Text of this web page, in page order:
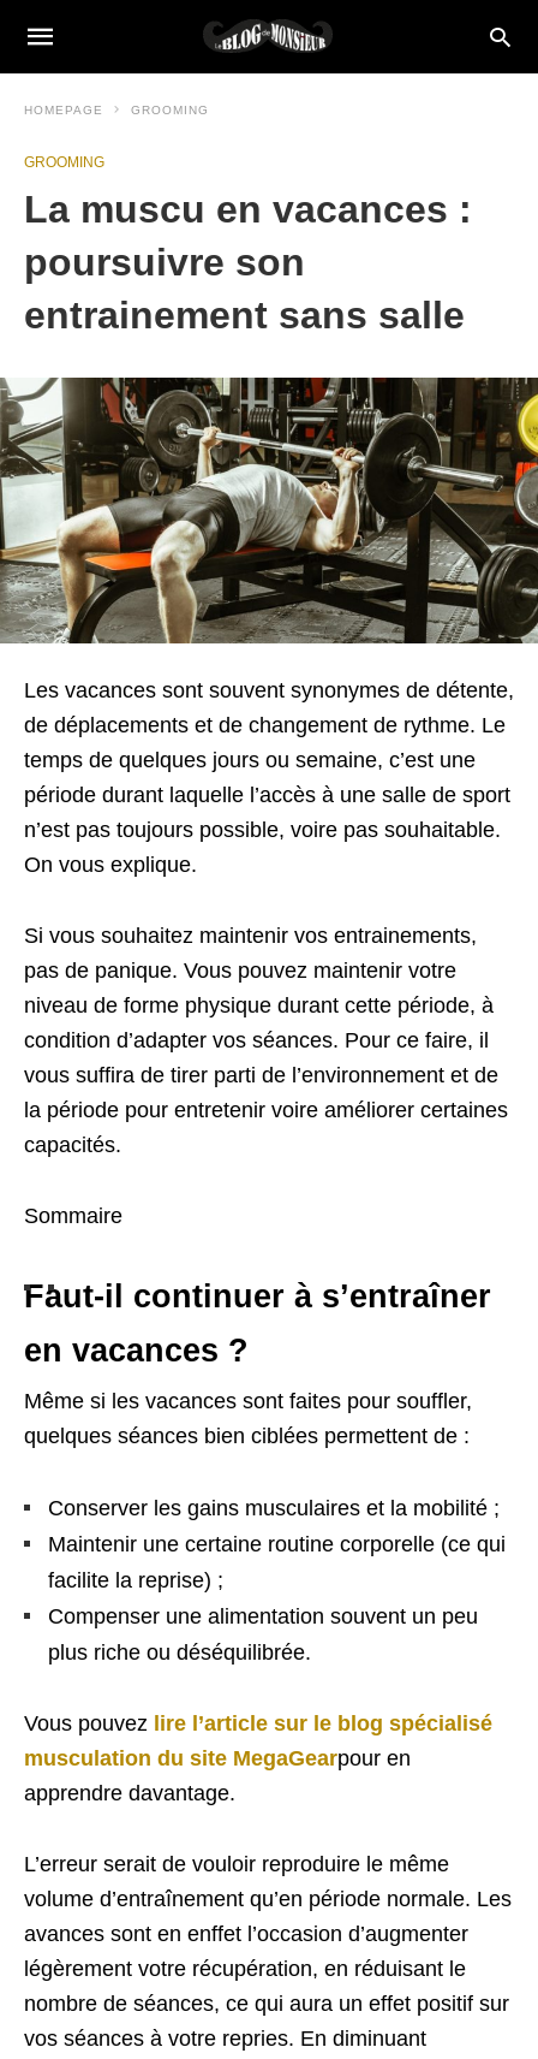
HOMEPAGE GROOMING
GROOMING
La muscu en vacances :
poursuivre son
entrainement sans salle
Les vacances sont souvent synonymes de détente,
de déplacements et de changement de rythme. Le
temps de quelques jours ou semaine, c’est une
période durant laquelle l’accès à une salle de sport
n’est pas toujours possible, voire pas souhaitable.
On vous explique.
Si vous souhaitez maintenir vos entrainements,
pas de panique. Vous pouvez maintenir votre
niveau de forme physique durant cette période, à
condition d’adapter vos séances. Pour ce faire, il
vous suffira de tirer parti de l’environnement et de
la période pour entretenir voire améliorer certaines
capacités.
Sommaire
Faut-il continuer à s’entraîner
en vacances ?
Même si les vacances sont faites pour souffler,
quelques séances bien ciblées permettent de :
Conserver les gains musculaires et la mobilité ;
Maintenir une certaine routine corporelle (ce qui
facilite la reprise) ;
Compenser une alimentation souvent un peu
plus riche ou déséquilibrée.
Vous pouvez lire l’article sur le blog spécialisé
musculation du site MegaGearpour en
apprendre davantage.
L’erreur serait de vouloir reproduire le même
volume d’entraînement qu’en période normale. Les
avances sont en enffet l’occasion d’augmenter
légèrement votre récupération, en réduisant le
nombre de séances, ce qui aura un effet positif sur
vos séances à votre repries. En diminuant